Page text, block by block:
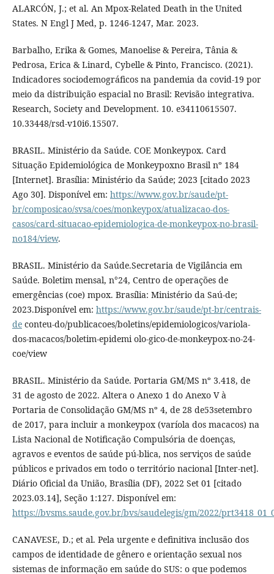
ALARCÓN, J.; et al. An Mpox-Related Death in the United
States. N Engl J Med, p. 1246-1247, Mar. 2023.
Barbalho, Erika & Gomes, Manoelise & Pereira, Tânia &
Pedrosa, Erica & Linard, Cybelle & Pinto, Francisco. (2021).
Indicadores sociodemográficos na pandemia da covid-19 por
meio da distribuição espacial no Brasil: Revisão integrativa.
Research, Society and Development. 10. e34110615507.
10.33448/rsd-v10i6.15507.
BRASIL. Ministério da Saúde. COE Monkeypox. Card
Situação Epidemiológica de Monkeypoxno Brasil nº 184
[Internet]. Brasília: Ministério da Saúde; 2023 [citado 2023
Ago 30]. Disponível em: https://www.gov.br/saude/pt-
br/composicao/svsa/coes/monkeypox/atualizacao-dos-
casos/card-situacao-epidemiologica-de-monkeypox-no-brasil-
no184/view.
BRASIL. Ministério da Saúde.Secretaria de Vigilância em
Saúde. Boletim mensal, n°24, Centro de operações de
emergências (coe) mpox. Brasília: Ministério da Saú-de;
2023.Disponível em: https://www.gov.br/saude/pt-br/centrais-
deconteu-do/publicacoes/boletins/epidemiologicos/variola-
dos-macacos/boletim-epidemi olo-gico-de-monkeypox-no-24-
coe/view
BRASIL. Ministério da Saúde. Portaria GM/MS nº 3.418, de
31 de agosto de 2022. Altera o Anexo 1 do Anexo V à
Portaria de Consolidação GM/MS nº 4, de 28 de53setembro
de 2017, para incluir a monkeypox (varíola dos macacos) na
Lista Nacional de Notificação Compulsória de doenças,
agravos e eventos de saúde pú-blica, nos serviços de saúde
públicos e privados em todo o território nacional [Inter-net].
Diário Oficial da União, Brasília (DF), 2022 Set 01 [citado
2023.03.14], Seção 1:127. Disponível em:
https://bvsms.saude.gov.br/bvs/saudelegis/gm/2022/
CANAVESE, D.; et al. Pela urgente e definitiva inclusão dos
campos de identidade de gênero e orientação sexual nos
sistemas de informação em saúde do SUS: o que podemos